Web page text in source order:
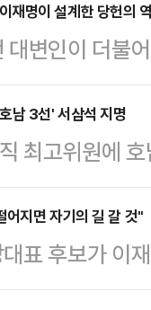
에서 '원팀'이
텍스 제2전시
대 민주당정부
, 민생안정과
수많은 역경을
구에…
재명이 설계한 당헌의
대변인이 더불
는 민중기 특
·권력 운용 방
다.4일 생방송
연한 박상수
키웠지만, 입
해하지 못하고
남 3선' 서삼석 지명
최고위원에
다.정청래 더
명직 최고위
차는 이날 오후
와 정신이 당
지면 자기의 길 갈 것"
표 후보가 이
노선을 걸어갈